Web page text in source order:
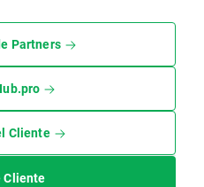
Partners
Cliente
Cliente